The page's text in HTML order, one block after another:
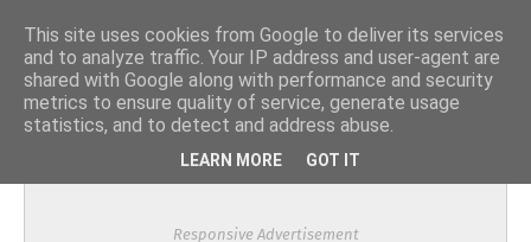
Responsive Advertisement
This site uses cookies from Google to deliver its services
and to analyze traffic. Your IP address and user-agent are
shared with Google along with performance and security
metrics to ensure quality of service, generate usage
statistics, and to detect and address abuse.
LEARN MORE GOT IT